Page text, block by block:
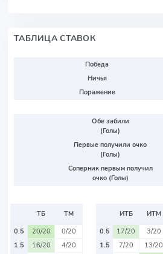
ТАБЛИЦА СТАВОК
Победа
Ничья
Поражение
Обе забили
(Голы)
Первые получили очко
(Голы)
Соперник первым получил
очко (Голы)
ТБ
ТМ
0.5
20/20
0/20
1.5
16/20
4/20
ИТБ
ИТМ
0.5
17/20
3/20
1.5
7/20
13/20